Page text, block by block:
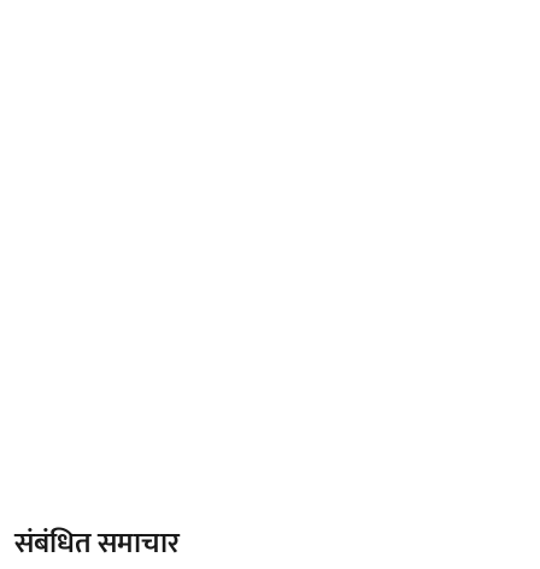
संबंधित समाचार